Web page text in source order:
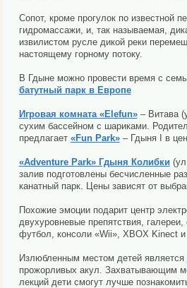
Сопот, кроме прогулок по известной
гидромассажи, и, так называемая,
извилистом русле дикой реки
настоящему горному потоку.
В Гдыне можно провести время с
батутный парк в Европе
Игровая комната «Elefun»– Витава
сухим бассейном с шариками.
предлагает «Fun Park»– Гдыня I в
«Adventure Park» Гдыня Колибки
залив подготовлены бесчисленные
канатный парк. Цены зависят от
Похожие эмоции подарит центр
двухуровневые препятствия,
футбол, консоли «Wii», XBOX Kinect и
Излюбленным местом детей является
прожорливых акул. Захватывающим
лекций дети смогут лучше